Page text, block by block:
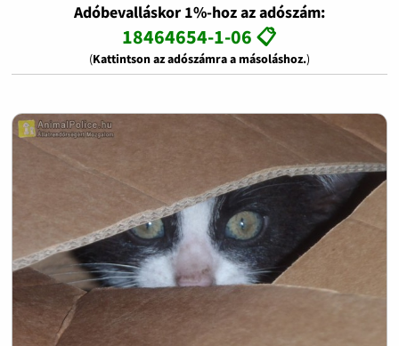
Adóbevalláskor 1%-hoz az adószám:
18464654-1-06 📋
(Kattintson az adószámra a másoláshoz.)